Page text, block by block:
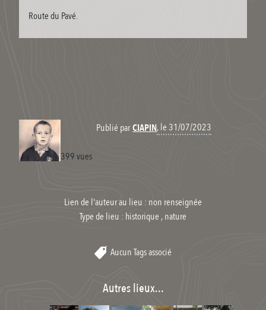
Route du Pavé.
Publié par CIAPIN, le 31/07/2023
399 vues
Lien de l'auteur au lieu : non renseignée
Type de lieu : historique , nature
Aucun Tags associé
Autres lieux...